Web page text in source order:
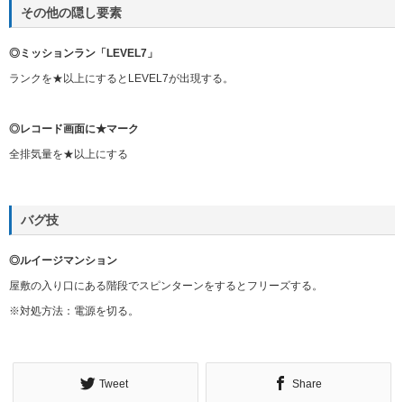
その他の隠し要素
◎ミッションラン「LEVEL7」
ランクを★以上にするとLEVEL7が出現する。
◎レコード画面に★マーク
全排気量を★以上にする
バグ技
◎ルイージマンション
屋敷の入り口にある階段でスピンターンをするとフリーズする。
※対処方法：電源を切る。
Tweet Share